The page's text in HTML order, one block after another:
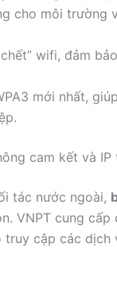
cho môi trường
wifi, đảm
mới nhất,
cam kết và IP
tác nước ngoài,
VNPT cung cấp
truy cập các dịch